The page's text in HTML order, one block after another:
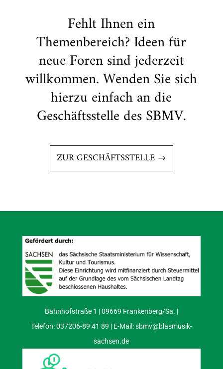
Fehlt Ihnen ein
Themenbereich? Ideen für
neue Foren sind jederzeit
willkommen. Wenden Sie sich
hierzu einfach an die
Geschäftsstelle des SBMV.
ZUR GESCHÄFTSSTELLE
Bahnhofstraße 1 | 09669 Frankenberg/Sa. |
Telefon: 037206-89 41 89 | E-Mail:sbmv@blasmusik-
sachsen.de